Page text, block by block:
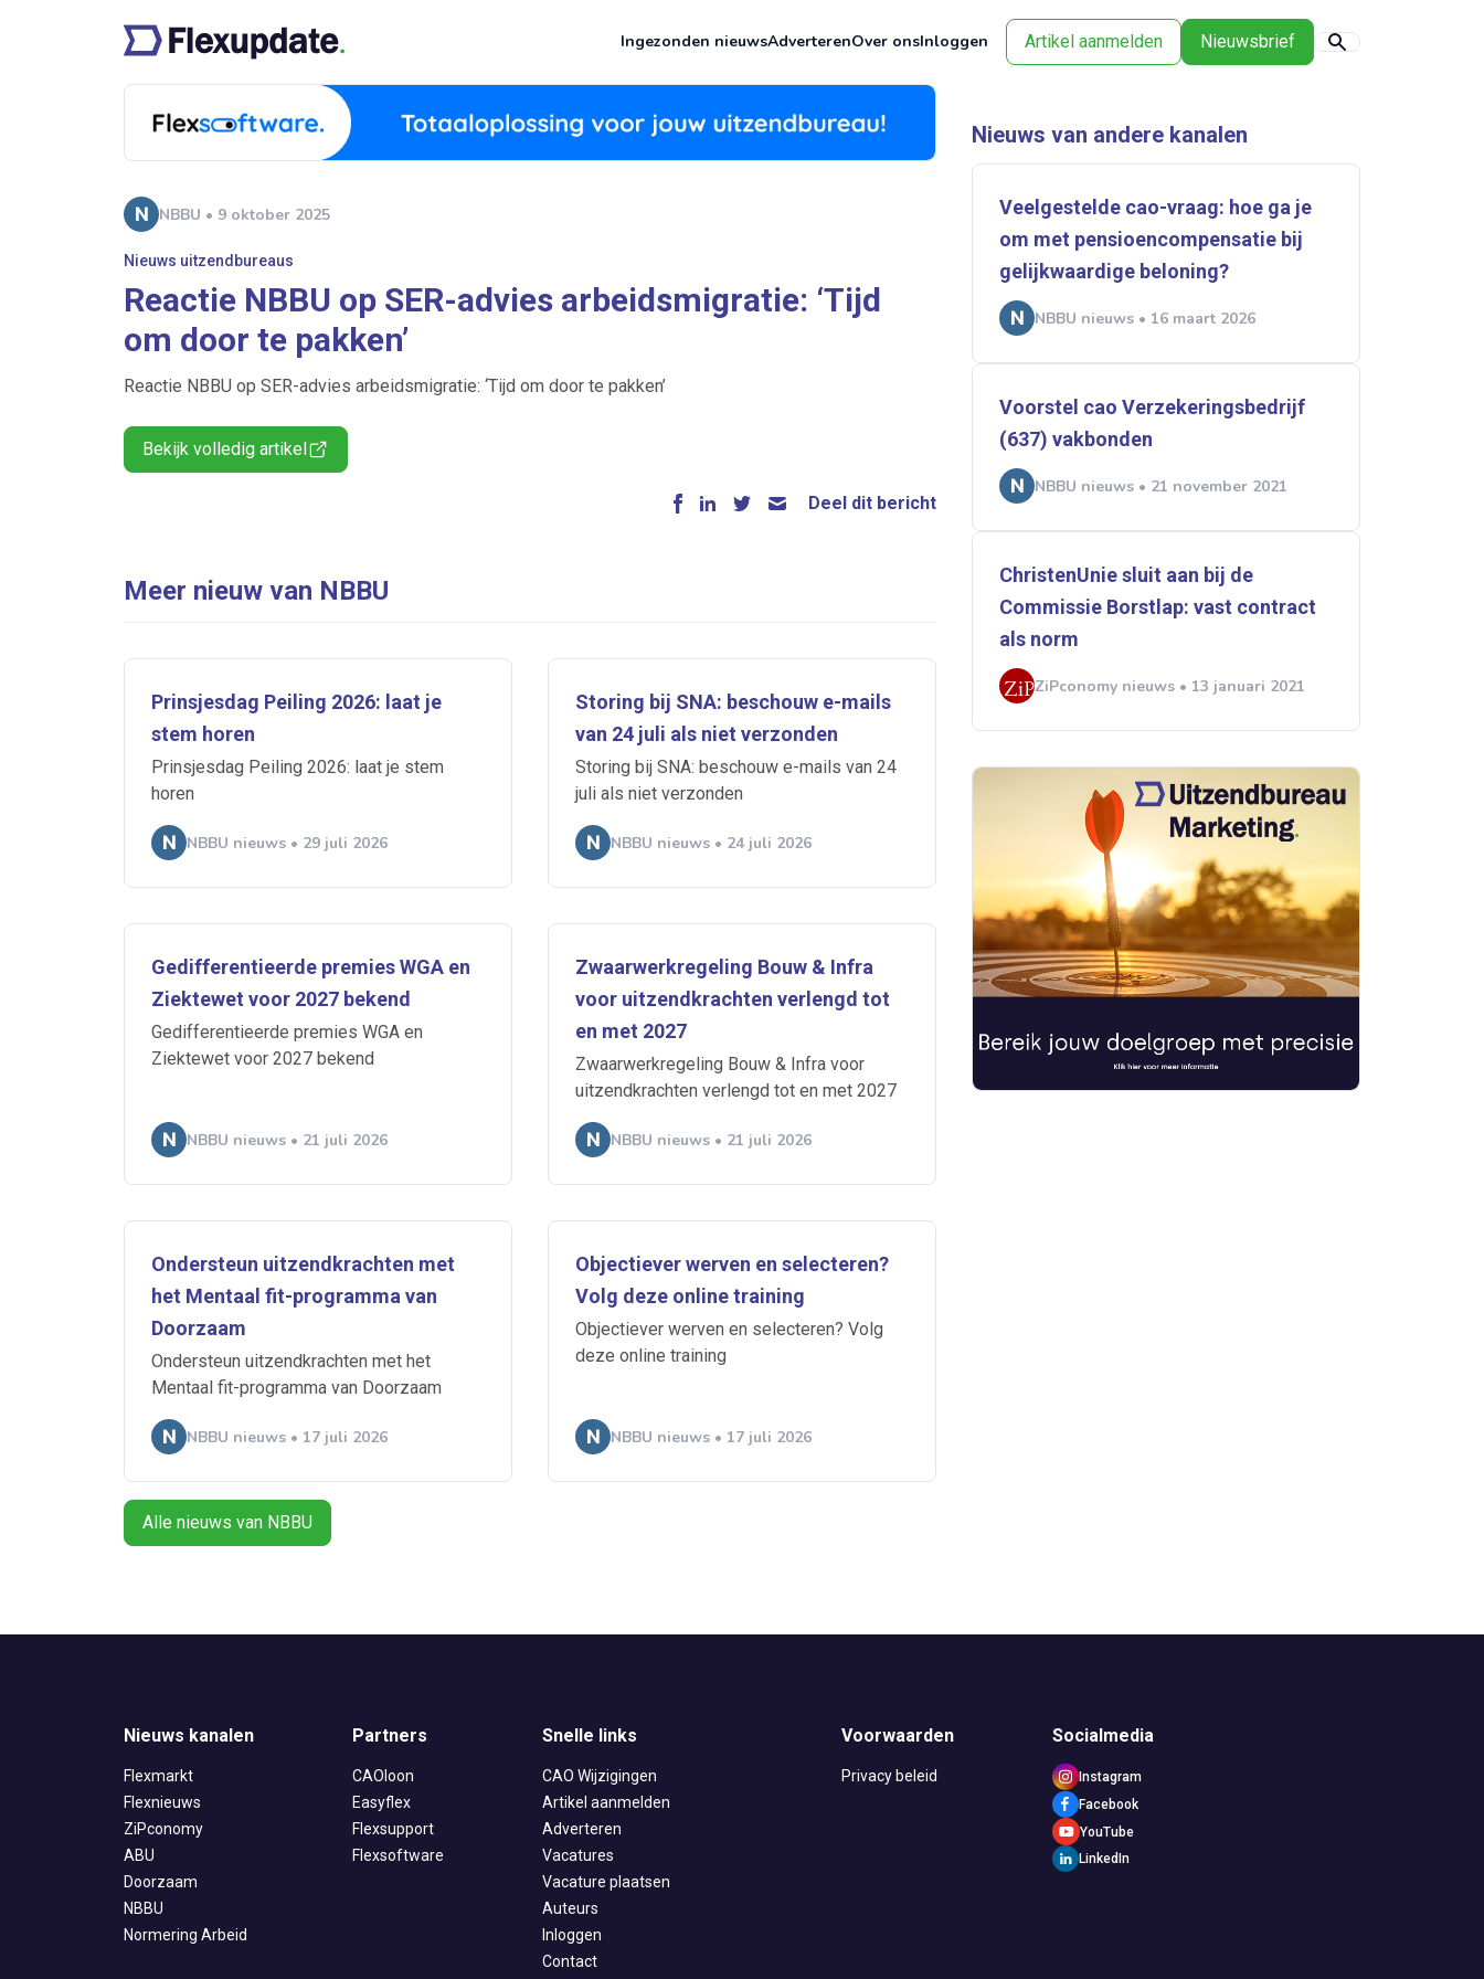
Ingezonden nieuwsAdverterenOver onsInloggen Artikel aanmelden Nieuwsbrief
NBBU • 9 oktober 2025
Nieuws uitzendbureaus
Reactie NBBU op SER-advies arbeidsmigratie: ‘Tijd
om door te pakken’
Reactie NBBU op SER-advies arbeidsmigratie: ‘Tijd om door te pakken’
Bekijk volledig artikel
Deel dit bericht
Meer nieuw van NBBU
Prinsjesdag Peiling 2026: laat je
stem horen
Prinsjesdag Peiling 2026: laat je stem
horen
NBBU nieuws • 29 juli 2026
Storing bij SNA: beschouw e-mails
van 24 juli als niet verzonden
Storing bij SNA: beschouw e-mails van 24
juli als niet verzonden
NBBU nieuws • 24 juli 2026
Gedifferentieerde premies WGA en
Ziektewet voor 2027 bekend
Gedifferentieerde premies WGA en
Ziektewet voor 2027 bekend
NBBU nieuws • 21 juli 2026
Zwaarwerkregeling Bouw & Infra
voor uitzendkrachten verlengd tot
en met 2027
Zwaarwerkregeling Bouw & Infra voor
uitzendkrachten verlengd tot en met 2027
NBBU nieuws • 21 juli 2026
Ondersteun uitzendkrachten met
het Mentaal fit-programma van
Doorzaam
Ondersteun uitzendkrachten met het
Mentaal fit-programma van Doorzaam
NBBU nieuws • 17 juli 2026
Objectiever werven en selecteren?
Volg deze online training
Objectiever werven en selecteren? Volg
deze online training
NBBU nieuws • 17 juli 2026
Alle nieuws van NBBU
Nieuws van andere kanalen
Veelgestelde cao-vraag: hoe ga je
om met pensioencompensatie bij
gelijkwaardige beloning?
NBBU nieuws • 16 maart 2026
Voorstel cao Verzekeringsbedrijf
(637) vakbonden
NBBU nieuws • 21 november 2021
ChristenUnie sluit aan bij de
Commissie Borstlap: vast contract
als norm
ZiPconomy nieuws • 13 januari 2021
Ontvang vacatures direct in je mailbox
Alerts ontvangen
Nieuws kanalen
Flexmarkt
Flexnieuws
ZiPconomy
ABU
Doorzaam
NBBU
Normering Arbeid
Partners
CAOloon
Easyflex
Flexsupport
Flexsoftware
Snelle links
CAO Wijzigingen
Artikel aanmelden
Adverteren
Vacatures
Vacature plaatsen
Auteurs
Inloggen
Contact
Voorwaarden
Privacy beleid
Socialmedia
Instagram
Facebook
YouTube
LinkedIn
ABU Flexnieuws
Normering Arbeid
ZiPconomy